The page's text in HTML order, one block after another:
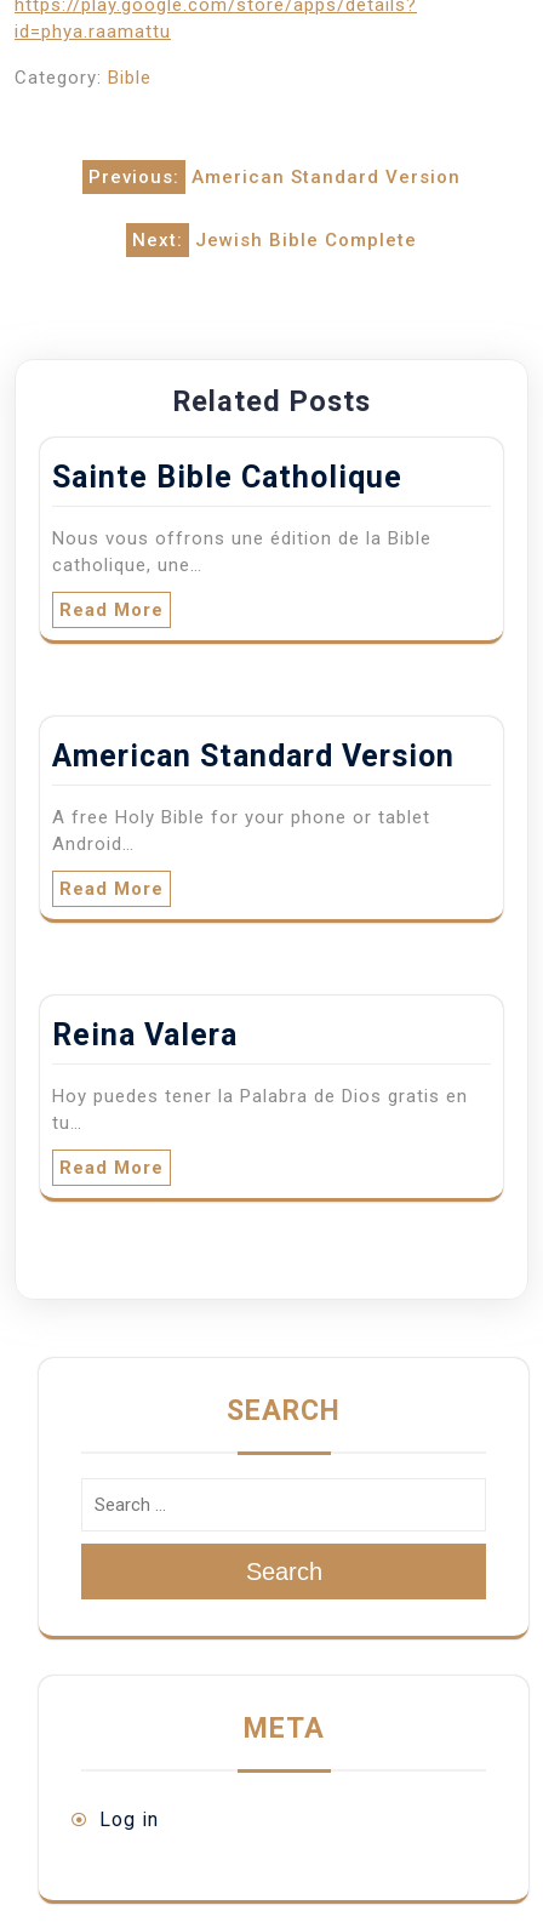
https://play.google.com/store/apps/details?
id=phya.raamattu
Category: Bible
Post
navigation
Previous: American Standard Version
Next: Jewish Bible Complete
Related Posts
Sainte Bible Catholique
Nous vous offrons une édition de la Bible
catholique, une…
Read More
American Standard Version
A free Holy Bible for your phone or tablet
Android…
Read More
Reina Valera
Hoy puedes tener la Palabra de Dios gratis en
tu…
Read More
SEARCH
Search
META
Log in